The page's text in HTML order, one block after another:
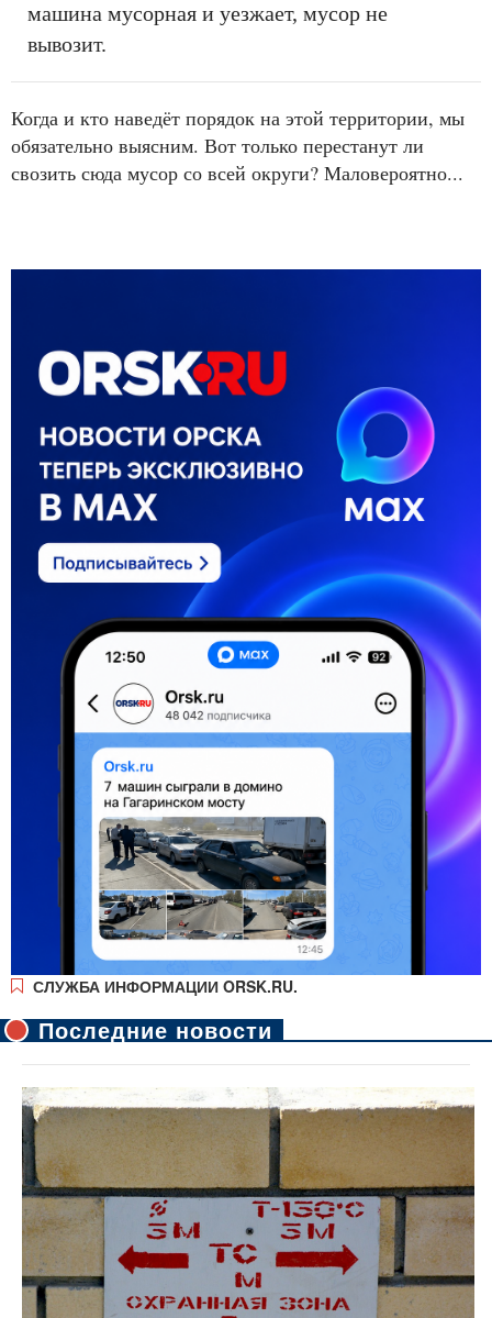
машина мусорная и уезжает, мусор не
вывозит.
Когда и кто наведёт порядок на этой территории, мы
обязательно выясним. Вот только перестанут ли
свозить сюда мусор со всей округи? Маловероятно...
СЛУЖБА ИНФОРМАЦИИ ORSK.RU.
Последние новости